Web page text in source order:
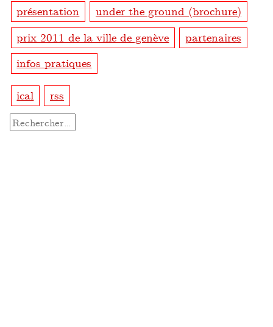
présentation
under the ground (brochure)
prix 2011 de la ville de genève
partenaires
infos pratiques
ical rss
Rechercher :